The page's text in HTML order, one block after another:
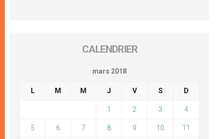
CALENDRIER
mars 2018
L M M J V S D
1 2 3 4
5 6 7 8 9 10 11